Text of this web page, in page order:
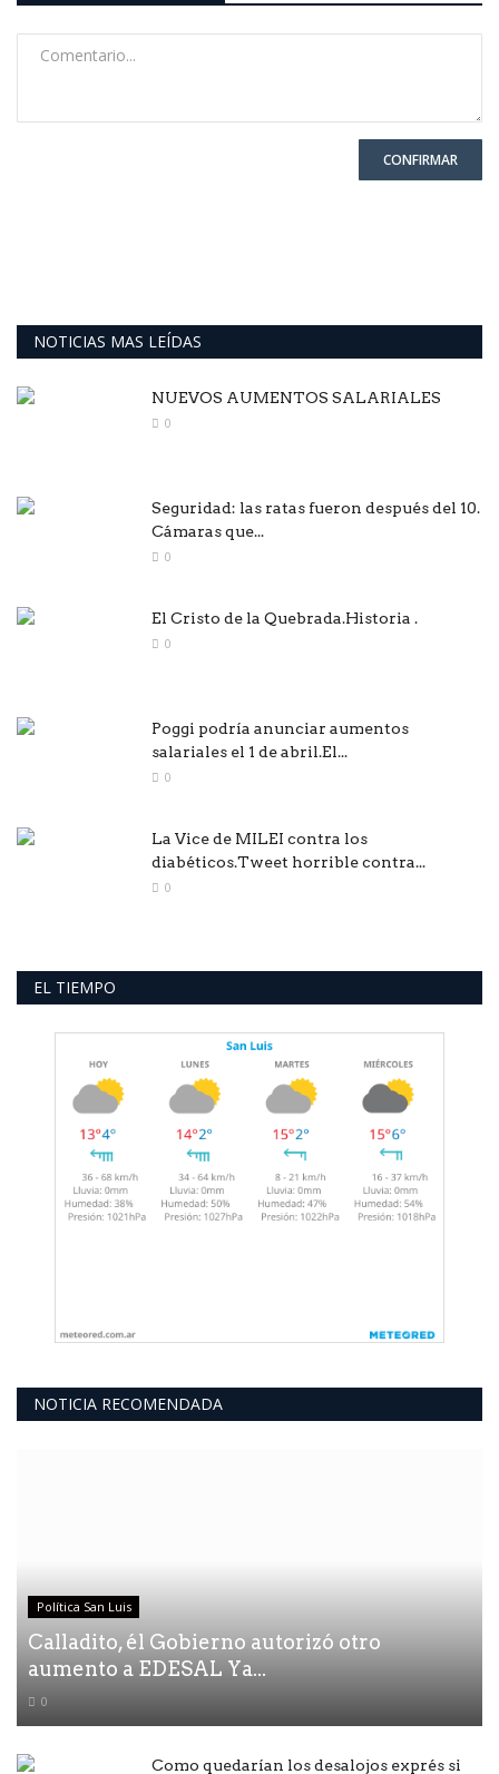
CONFIRMAR
NOTICIAS MAS LEÍDAS
NUEVOS AUMENTOS SALARIALES
0
Seguridad: las ratas fueron después del 10.
Cámaras que...
0
El Cristo de la Quebrada.Historia .
0
Poggi podría anunciar aumentos
salariales el 1 de abril.El...
0
La Vice de MILEI contra los
diabéticos.Tweet horrible contra...
0
EL TIEMPO
NOTICIA RECOMENDADA
Política San Luis
Calladito, él Gobierno autorizó otro
aumento a EDESAL Ya...
0
Como quedarían los desalojos exprés si